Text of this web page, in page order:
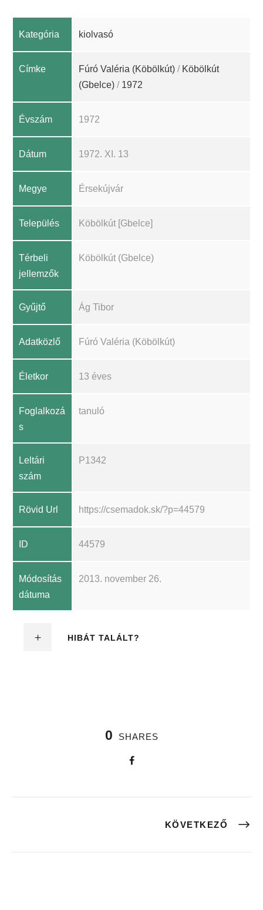
Kategória kiolvasó
Címke Fúró Valéria (Köbölkút) / Köbölkút
(Gbelce) / 1972
Évszám 1972
Dátum 1972. XI. 13
Megye Érsekújvár
Település Köbölkút [Gbelce]
Térbeli
jellemzők
Köbölkút (Gbelce)
Gyűjtő Ág Tibor
Adatközlő Fúró Valéria (Köbölkút)
Életkor 13 éves
Foglalkozá
s
tanuló
Leltári
szám
P1342
Rövid Url https://csemadok.sk/?p=44579
ID 44579
Módosítás
dátuma
2013. november 26.
HIBÁT TALÁLT?
0 SHARES
KÖVETKEZŐ